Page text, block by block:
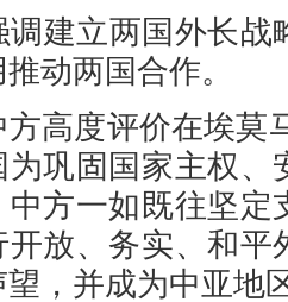
调建立两国外长
动两国合作。
方高度评价在埃莫
为巩固国家主权
中方一如既往坚
开放、务实、和
，并成为中亚地